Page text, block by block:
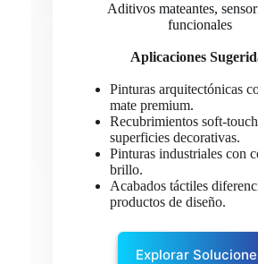
Aditivos mateantes,
funcionales
Aplicaciones
Pinturas arquitectónicas
mate premium.
Recubrimientos soft-
superficies decorativas.
Pinturas industriales con
brillo.
Acabados táctiles
productos de diseño.
Explorar